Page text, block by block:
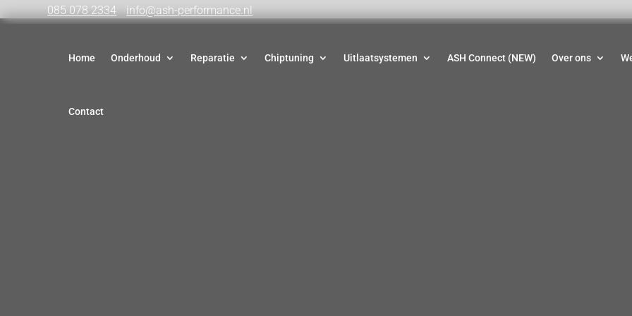
085 078 2334 info@ash-performance.nl
Home Onderhoud Reparatie Chiptuning Uitlaatsystemen ASH Connect (NEW) Over ons
Contact